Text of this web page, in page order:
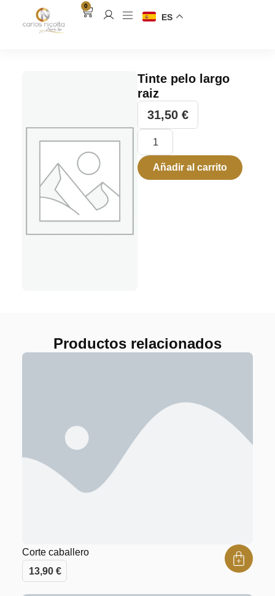
0
ES
Tinte pelo largo
raiz
31,50 €
Añadir al carrito
Productos relacionados
Corte caballero
13,90 €